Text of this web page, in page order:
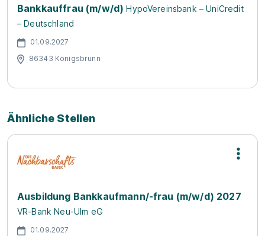
Bankkauffrau (m/w/d) HypoVereinsbank – UniCredit
– Deutschland
01.09.2027
86343 Königsbrunn
Ähnliche Stellen
Ausbildung Bankkaufmann/-frau (m/w/d) 2027
VR-Bank Neu-Ulm eG
01.09.2027